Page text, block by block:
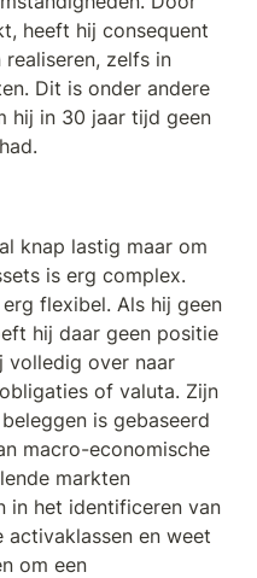
heeft hij consequent
zelfs in
Dit is onder andere
hij in 30 jaar tijd geen
knap lastig maar om
is erg complex.
flexibel. Als hij geen
hij daar geen positie
volledig over naar
of valuta. Zijn
is gebaseerd
macro-economische
markten
in het identificeren van
activaklassen en weet
om een